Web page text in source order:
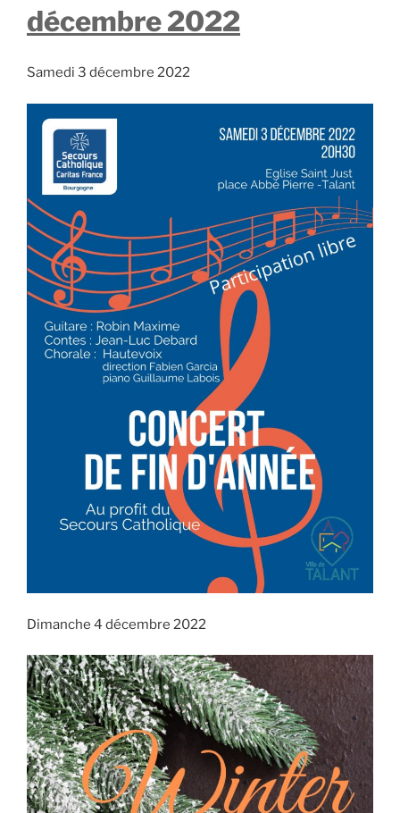
décembre 2022
Samedi 3 décembre 2022
Dimanche 4 décembre 2022